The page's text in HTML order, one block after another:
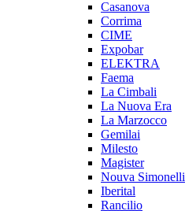
Casanova
Corrima
CIME
Expobar
ELEKTRA
Faema
La Cimbali
La Nuova Era
La Marzocco
Gemilai
Milesto
Magister
Nouva Simonelli
Iberital
Rancilio